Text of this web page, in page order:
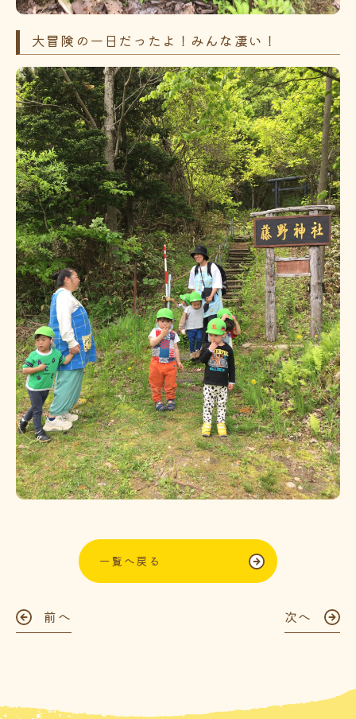
大冒険の一日だったよ！みんな凄い！
一覧へ戻る
前へ 次へ